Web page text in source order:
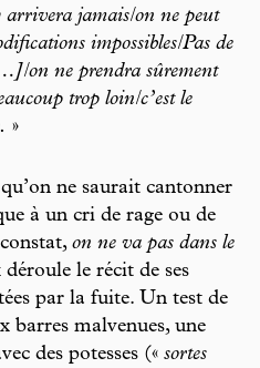
arrivera jamais/on ne peut
impossibles/Pas de
on ne prendra sûrement
trop loin/c’est le
»
ne saurait cantonner
à un cri de rage ou de
on ne va pas dans le
le récit de ses
par la fuite. Un test de
barres malvenues, une
des potesses (« sortes